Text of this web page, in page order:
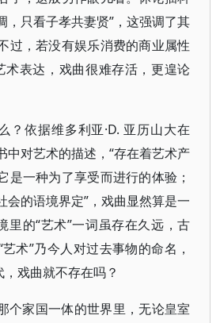
，只看子孝共妻贤”，这强调了其
过，若没有娱乐消费的商业属性
术表达，戏曲很难存活，更遑论
？依据维多利亚·D. 亚历山大在
中对艺术的描述，“存在着艺术产
是一种为了享受而进行的体验；
会的语境界定”，戏曲显然算是一
里的“艺术”一词虽存在久远，古
术”乃今人对过去事物的命名，
戏曲就不存在吗？
个家国一体的世界里，无论皇室